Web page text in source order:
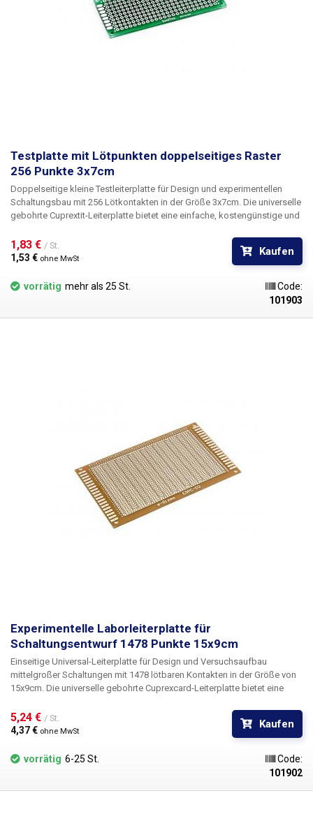
Testplatte mit Lötpunkten doppelseitiges Raster
256 Punkte 3x7cm
Doppelseitige kleine Testleiterplatte für Design und experimentellen
Schaltungsbau mit 256 Lötkontakten in der Größe 3x7cm. Die universelle
gebohrte Cuprextit-Leiterplatte bietet eine einfache, kostengünstige und
aufwendiges Design, Ätzen und Bohren. Einfach die vorgebohrte
Leiterplatte mit Bauteilen bestücken, diese verlöten und durch Verbinden
einzelner Punkte oder Drahtbrücken einen Zinnpfad zwischen ihnen
herstellen. Im Vergleich zu lötfreien Arrays bietet diese Lösung eine
höhere Stabilität und Zuverlässigkeit.
1,83 € / St.
1,53 € ohne MwSt
Kaufen
vorrätig mehr als 25 St.
Code:
101903
Experimentelle Laborleiterplatte für
Schaltungsentwurf 1478 Punkte 15x9cm
Einseitige Universal-Leiterplatte für Design und Versuchsaufbau
mittelgroßer Schaltungen mit 1478 lötbaren Kontakten in der Größe von
15x9cm.
Leiterplattenerstellung ohne aufwendiges Entwerfen, Ätzen und Bohren.
Einfach die vorgebohrte Leiterplatte mit den Bauteilen bestücken, diese
verlöten und durch Verbinden der einzelnen Punkte oder Drahtbrücken
eine Zinnstrecke zwischen den Bauteilen herstellen. Im Vergleich zu
lötfreien Arrays bietet diese Lösung mehr Stabilität und Zuverlässigkeit.
5,24 € / St.
4,37 € ohne MwSt
Kaufen
vorrätig 6-25 St.
Code:
101902